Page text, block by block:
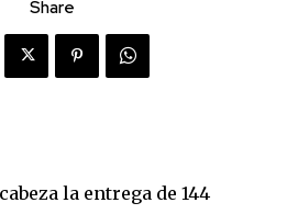
Share
la entrega de 144